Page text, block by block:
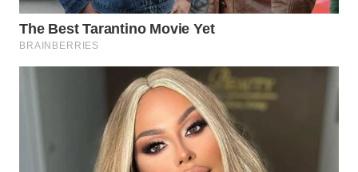
WAHANA
ADVOKAT